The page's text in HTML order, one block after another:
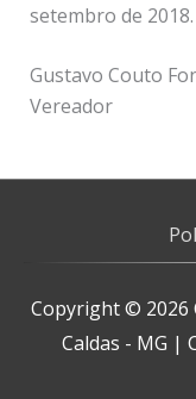
setembro de 2018.
Gustavo Couto
Vereador
Copyright © 2026
Caldas - MG |